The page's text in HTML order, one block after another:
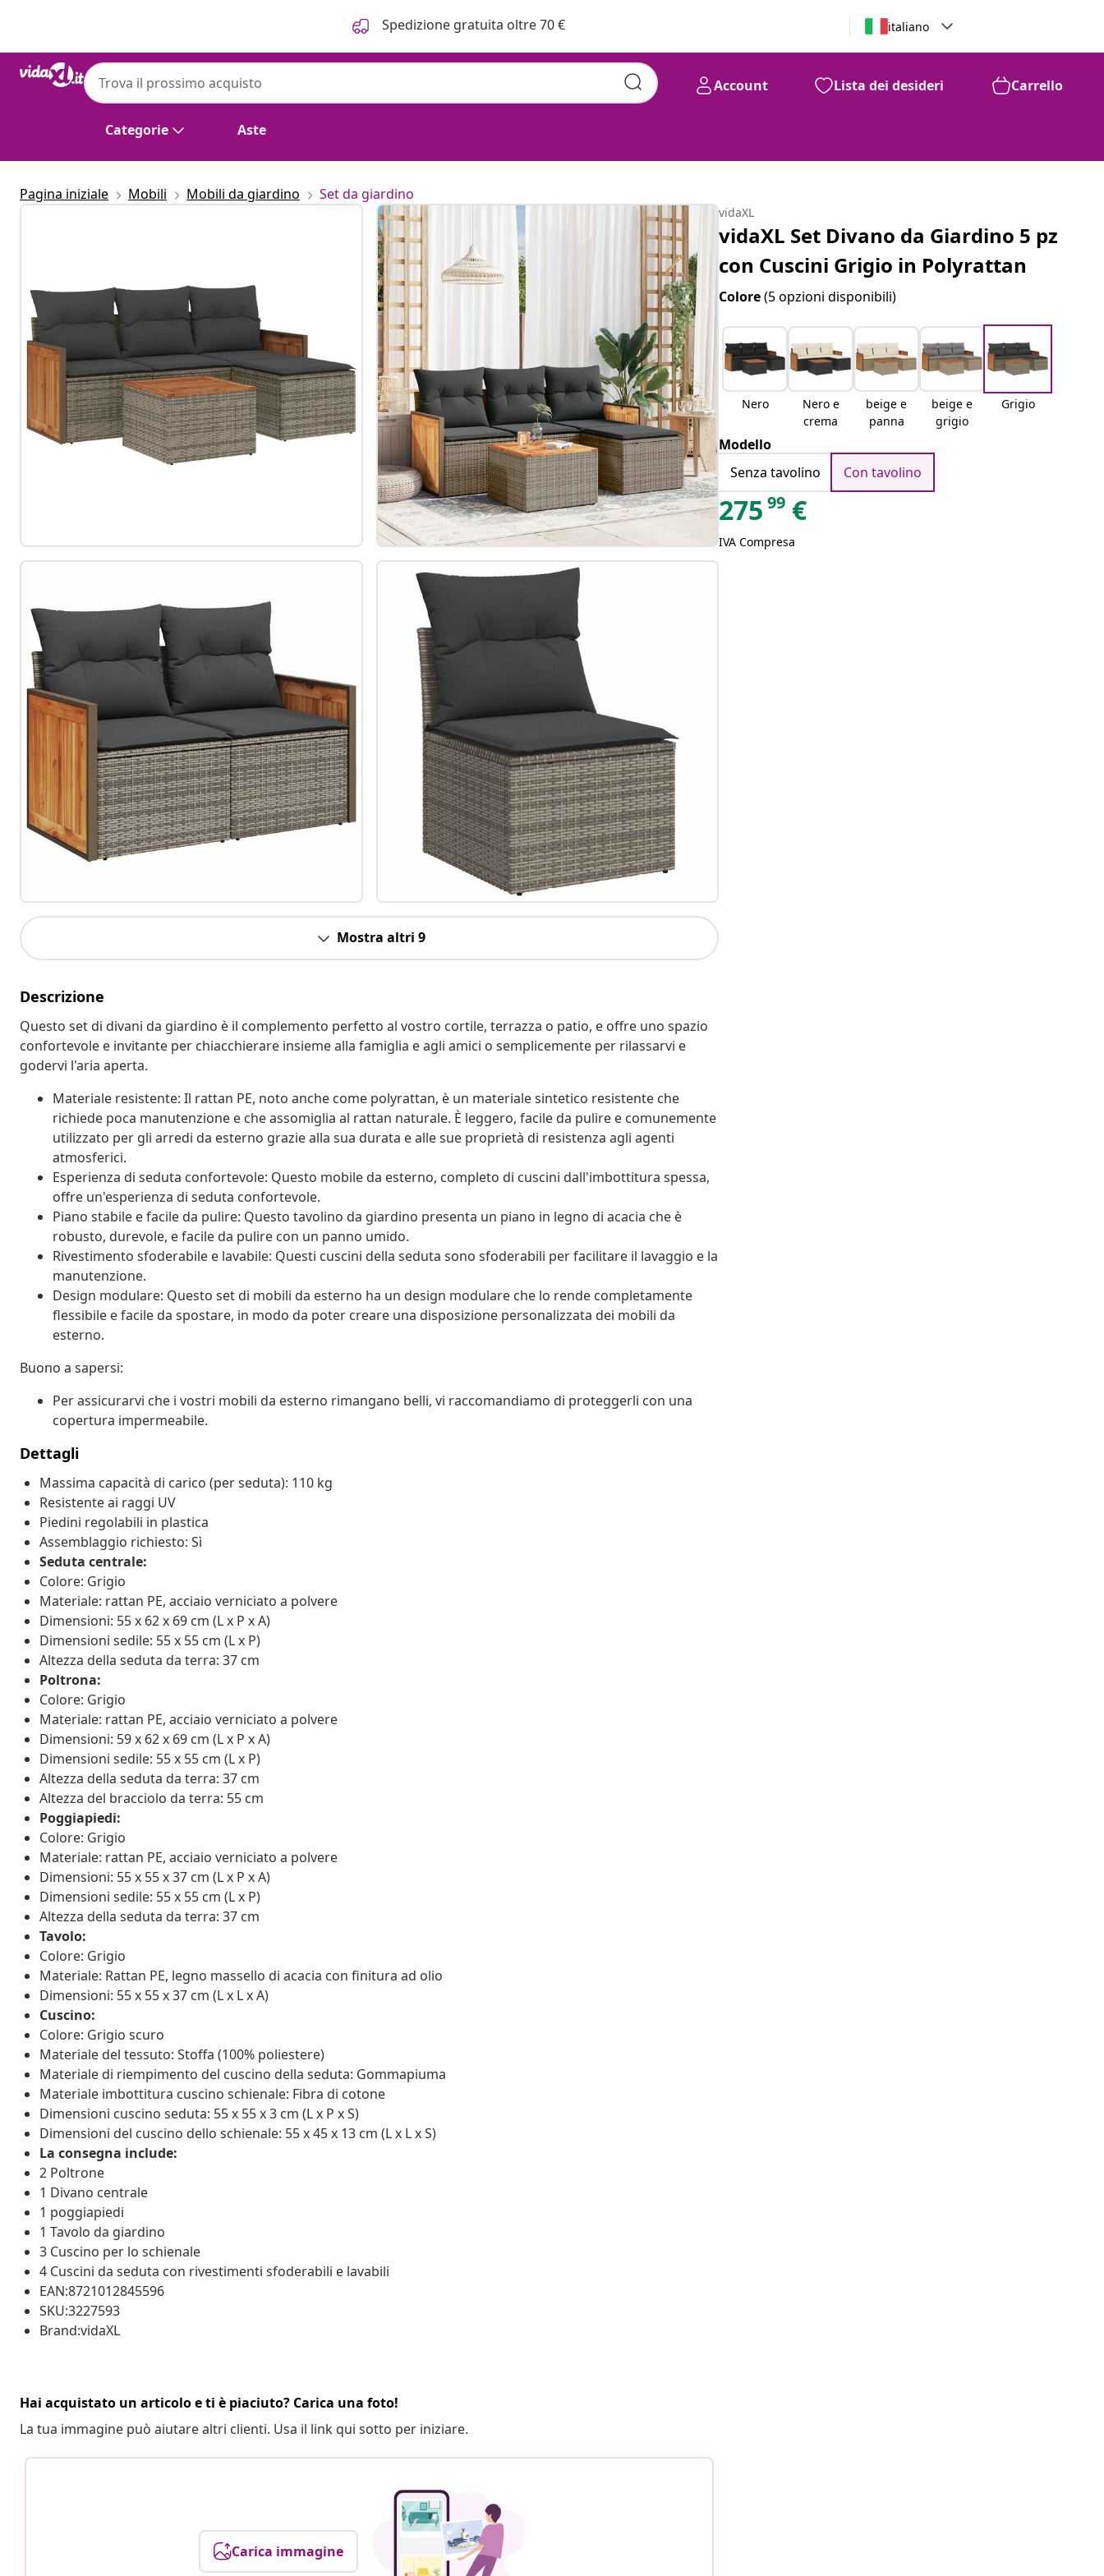
Spedizione gratuita oltre 70 € italiano
Categorie Aste
Account Lista dei desideri Carrello
Pagina iniziale Mobili Mobili da giardino Set da giardino
Mostra altri 9
Descrizione
Questo set di divani da giardino è il complemento perfetto al vostro cortile, terrazza o patio, e offre uno spazio
confortevole e invitante per chiacchierare insieme alla famiglia e agli amici o semplicemente per rilassarvi e
godervi l'aria aperta.
Materiale resistente: Il rattan PE, noto anche come polyrattan, è un materiale sintetico resistente che
richiede poca manutenzione e che assomiglia al rattan naturale. È leggero, facile da pulire e comunemente
utilizzato per gli arredi da esterno grazie alla sua durata e alle sue proprietà di resistenza agli agenti
atmosferici.
Esperienza di seduta confortevole: Questo mobile da esterno, completo di cuscini dall'imbottitura spessa,
offre un'esperienza di seduta confortevole.
Piano stabile e facile da pulire: Questo tavolino da giardino presenta un piano in legno di acacia che è
robusto, durevole, e facile da pulire con un panno umido.
Rivestimento sfoderabile e lavabile: Questi cuscini della seduta sono sfoderabili per facilitare il lavaggio e la
manutenzione.
Design modulare: Questo set di mobili da esterno ha un design modulare che lo rende completamente
flessibile e facile da spostare, in modo da poter creare una disposizione personalizzata dei mobili da
esterno.
Buono a sapersi:
Per assicurarvi che i vostri mobili da esterno rimangano belli, vi raccomandiamo di proteggerli con una
copertura impermeabile.
Dettagli
Massima capacità di carico (per seduta): 110 kg
Resistente ai raggi UV
Piedini regolabili in plastica
Assemblaggio richiesto: Sì
Seduta centrale:
Colore: Grigio
Materiale: rattan PE, acciaio verniciato a polvere
Dimensioni: 55 x 62 x 69 cm (L x P x A)
Dimensioni sedile: 55 x 55 cm (L x P)
Altezza della seduta da terra: 37 cm
Poltrona:
Colore: Grigio
Materiale: rattan PE, acciaio verniciato a polvere
Dimensioni: 59 x 62 x 69 cm (L x P x A)
Dimensioni sedile: 55 x 55 cm (L x P)
Altezza della seduta da terra: 37 cm
Altezza del bracciolo da terra: 55 cm
Poggiapiedi:
Colore: Grigio
Materiale: rattan PE, acciaio verniciato a polvere
Dimensioni: 55 x 55 x 37 cm (L x P x A)
Dimensioni sedile: 55 x 55 cm (L x P)
Altezza della seduta da terra: 37 cm
Tavolo:
Colore: Grigio
Materiale: Rattan PE, legno massello di acacia con finitura ad olio
Dimensioni: 55 x 55 x 37 cm (L x L x A)
Cuscino:
Colore: Grigio scuro
Materiale del tessuto: Stoffa (100% poliestere)
Materiale di riempimento del cuscino della seduta: Gommapiuma
Materiale imbottitura cuscino schienale: Fibra di cotone
Dimensioni cuscino seduta: 55 x 55 x 3 cm (L x P x S)
Dimensioni del cuscino dello schienale: 55 x 45 x 13 cm (L x L x S)
La consegna include:
2 Poltrone
1 Divano centrale
1 poggiapiedi
1 Tavolo da giardino
3 Cuscino per lo schienale
4 Cuscini da seduta con rivestimenti sfoderabili e lavabili
EAN:8721012845596
SKU:3227593
Brand:vidaXL
Hai acquistato un articolo e ti è piaciuto? Carica una foto!
La tua immagine può aiutare altri clienti. Usa il link qui sotto per iniziare.
Carica immagine
vidaXL
vidaXL Set Divano da Giardino 5 pz
con Cuscini Grigio in Polyrattan
Colore(5 opzioni disponibili)
Nero
Nero e
crema
beige e
panna
beige e
grigio
Grigio
Modello
Senza tavolino
Con tavolino
275 99 €
IVA Compresa